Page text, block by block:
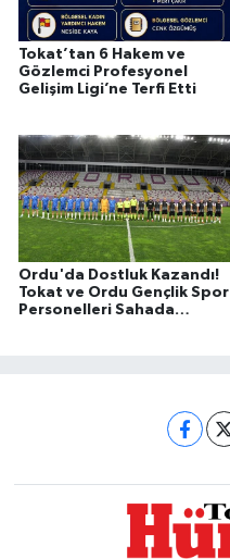
Tokat’tan 6 Hakem ve
Gözlemci Profesyonel
Gelişim Ligi’ne Terfi Etti
Ordu'da Dostluk Kazandı!
Tokat ve Ordu Gençlik Spor
Personelleri Sahada